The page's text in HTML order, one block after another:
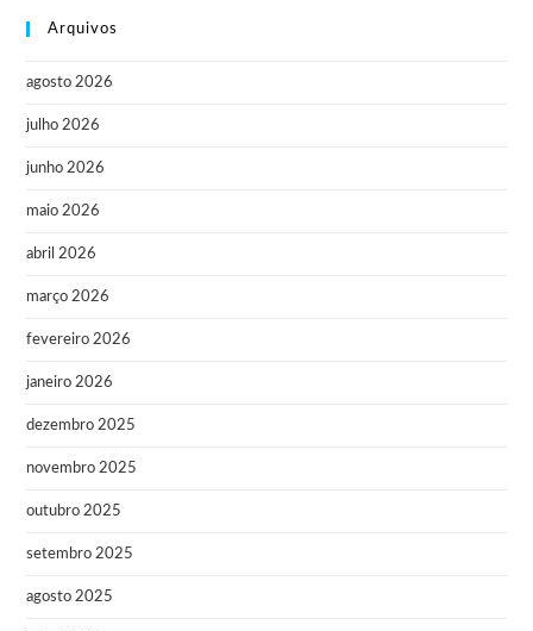
Arquivos
agosto 2026
julho 2026
junho 2026
maio 2026
abril 2026
março 2026
fevereiro 2026
janeiro 2026
dezembro 2025
novembro 2025
outubro 2025
setembro 2025
agosto 2025